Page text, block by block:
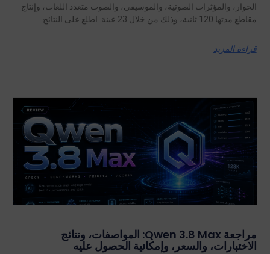
الحوار، والمؤثرات الصوتية، والموسيقى، والصوت متعدد اللغات، وإنتاج
مقاطع مدتها 120 ثانية، وذلك من خلال 23 عينة. اطلع على النتائج.
قراءة المزيد
مراجعة Qwen 3.8 Max: المواصفات، ونتائج
الاختبارات، والسعر، وإمكانية الحصول عليه